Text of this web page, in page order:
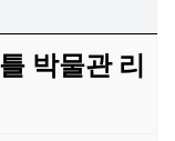
박물관 리